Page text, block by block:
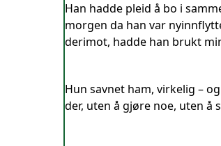
Han hadde pleid å bo i
morgen da han var
derimot, hadde han brukt
Hun savnet ham, virkelig –
der, uten å gjøre noe, uten å